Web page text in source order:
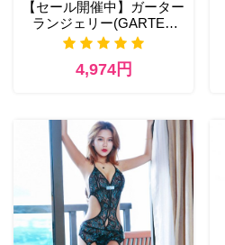
【セール開催中】ガーター
ランジェリー(GARTER
LINGERIE) 455bk アダル
4,974円